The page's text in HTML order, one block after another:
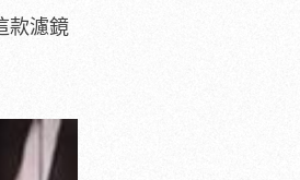
款濾鏡